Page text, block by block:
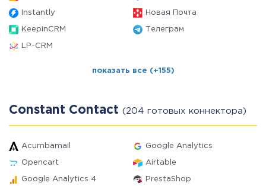
Instantly Новая Почта
KeepinCRM Телеграм
LP-CRM
показать все (+155)
Constant Contact (204 готовых коннектора)
Acumbamail Google Analytics
Opencart Airtable
Google Analytics 4 PrestaShop